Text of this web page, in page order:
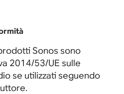
Sonos sono
2014/53/UE sulle
se utilizzati seguendo